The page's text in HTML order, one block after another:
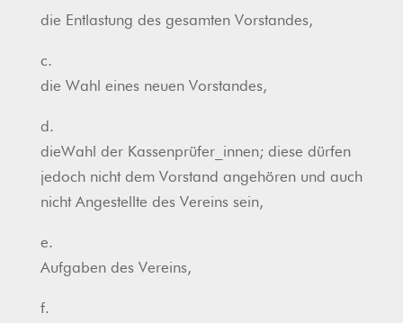
die Entlastung des gesamten Vorstandes,
c.
die Wahl eines neuen Vorstandes,
d.
dieWahl der Kassenprüfer_innen; diese dürfen
jedoch nicht dem Vorstand angehören und auch
nicht Angestellte des Vereins sein,
e.
Aufgaben des Vereins,
f.